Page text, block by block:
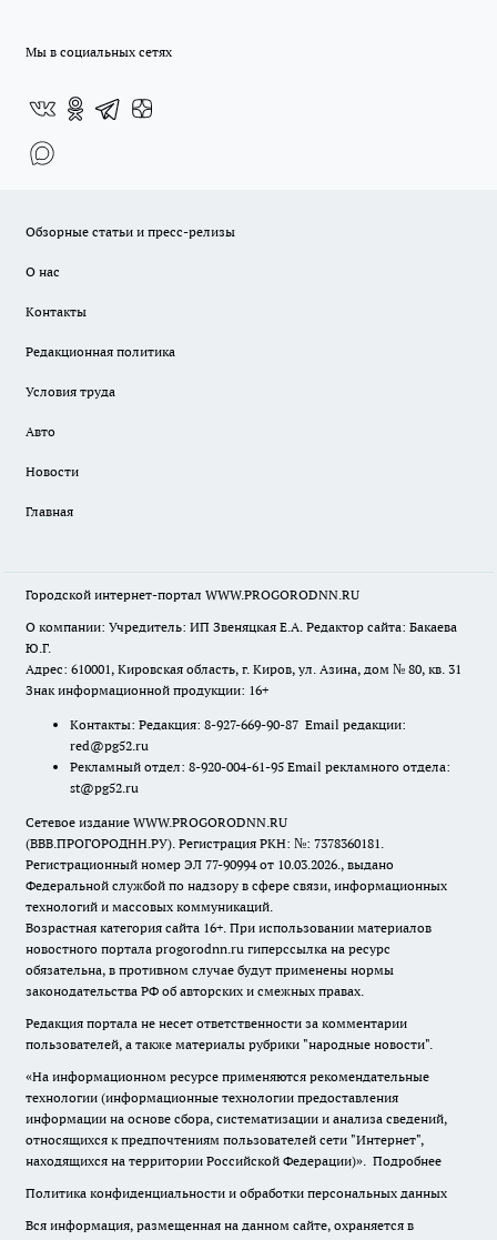
Мы в социальных сетях
Обзорные статьи и пресс-релизы
О нас
Контакты
Редакционная политика
Условия труда
Авто
Новости
Главная
Городской интернет-портал WWW.PROGORODNN.RU
О компании: Учредитель: ИП Звеняцкая Е.А. Редактор сайта: Бакаева
Ю.Г.
Адрес: 610001, Кировская область, г. Киров, ул. Азина, дом № 80, кв. 31
Знак информационной продукции: 16+
Контакты: Редакция: 8-927-669-90-87 Email редакции:
red@pg52.ru
Рекламный отдел: 8-920-004-61-95 Email рекламного отдела:
st@pg52.ru
Сетевое издание WWW.PROGORODNN.RU
(ВВВ.ПРОГОРОДНН.РУ). Регистрация РКН: №: 7378360181.
Регистрационный номер ЭЛ 77-90994 от 10.03.2026., выдано
Федеральной службой по надзору в сфере связи, информационных
технологий и массовых коммуникаций.
Возрастная категория сайта 16+. При использовании материалов
новостного портала progorodnn.ru гиперссылка на ресурс
обязательна, в противном случае будут применены нормы
законодательства РФ об авторских и смежных правах.
Редакция портала не несет ответственности за комментарии
пользователей, а также материалы рубрики "народные новости".
«На информационном ресурсе применяются рекомендательные
технологии (информационные технологии предоставления
информации на основе сбора, систематизации и анализа сведений,
относящихся к предпочтениям пользователей сети "Интернет",
находящихся на территории Российской Федерации)». Подробнее
Политика конфиденциальности и обработки персональных данных
Вся информация, размещенная на данном сайте, охраняется в